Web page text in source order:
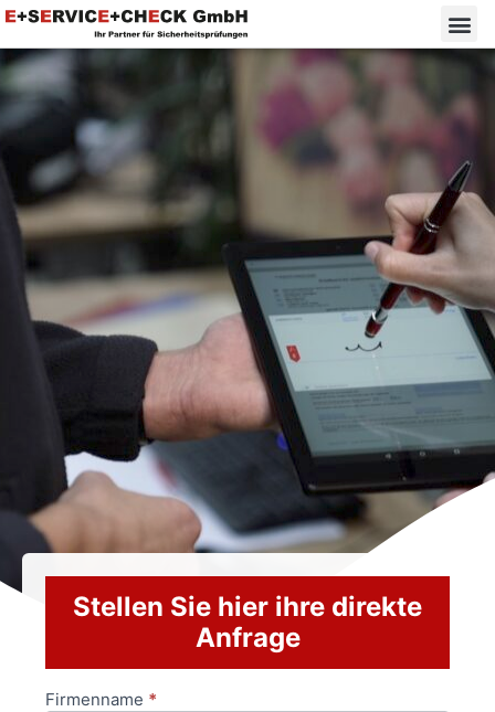
Stellen Sie hier ihre direkte
Anfrage
Anfrageformular
Firmenname *